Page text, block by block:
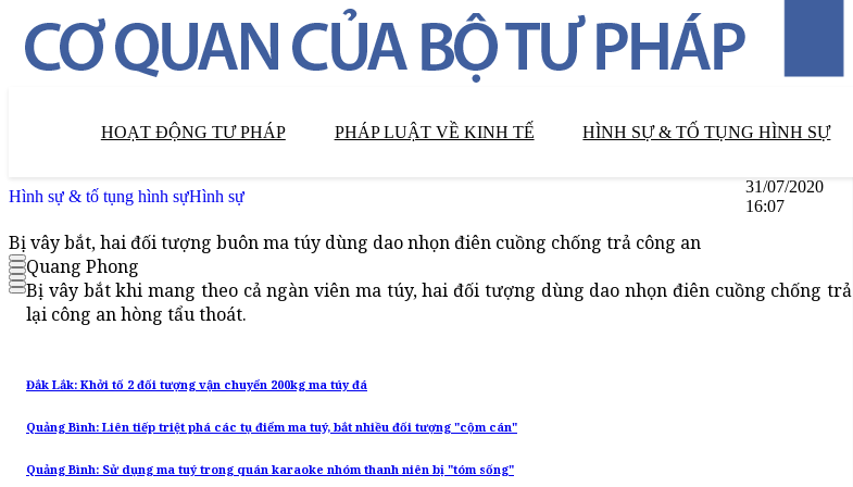
HOẠT ĐỘNG TƯ PHÁP PHÁP LUẬT VỀ KINH TẾ HÌNH SỰ & TỐ TỤNG HÌNH SỰ
Hình sự & tố tụng hình sựHình sự
31/07/2020
16:07
Bị vây bắt, hai đối tượng buôn ma túy dùng dao nhọn điên cuồng chống trả công an
Quang Phong
Bị vây bắt khi mang theo cả ngàn viên ma túy, hai đối tượng dùng dao nhọn điên cuồng chống trả
lại công an hòng tẩu thoát.
Đắk Lắk: Khởi tố 2 đối tượng vận chuyển 200kg ma túy đá
Quảng Bình: Liên tiếp triệt phá các tụ điểm ma tuý, bắt nhiều đối tượng "cộm cán"
Quảng Bình: Sử dụng ma tuý trong quán karaoke nhóm thanh niên bị "tóm sống"